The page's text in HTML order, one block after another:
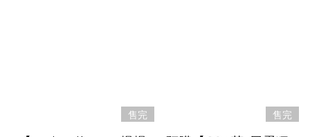
售完 售完